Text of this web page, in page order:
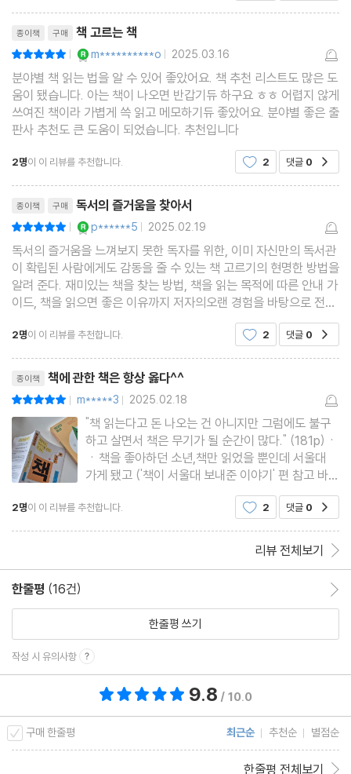
종이책 구매 책 고르는 책
| m**********o | 2025.03.16
분야별 책 읽는 법을 알 수 있어 좋았어요. 책 추천 리스트도 많은 도
움이 됐습니다. 아는 책이 나오면 반갑기듀 하구요 ㅎㅎ 어렵지 않게
쓰여진 책이라 가볍게 쓱 읽고 메모하기듀 좋았어요. 분야별 좋은 출
판사 추천도 큰 도움이 되었습니다. 추천입니다
2명이 이 리뷰를 추천합니다. 2 댓글 0
종이책 구매 독서의 즐거움을 찾아서
| p******5 | 2025.02.19
독서의 즐거움을 느껴보지 못한 독자를 위한, 이미 자신만의 독서관
이 확립된 사람에게도 감동을 줄 수 있는 책 고르기의 현명한 방법을
알려 준다. 재미있는 책을 찾는 방법, 책을 읽는 목적에 따른 안내 가
이드, 책을 읽으면 좋은 이유까지 저자의오랜 경험을 바탕으로 전문
2명이 이 리뷰를 추천합니다. 2 댓글 0
종이책 책에 관한 책은 항상 옳다^^
| m*****3 | 2025.02.18
"책 읽는다고 돈 나오는 건 아니지만 그럼에도 불구
하고 살면서 책은 무기가 될 순간이 많다." (181p)ㆍ
ㆍ책을 좋아하던 소년,책만 읽었을 뿐인데 서울대
가게 됐고 ('책이 서울대 보내준 이야기' 편 참고 바람
^^),급기야 책과 관련한 일을 하는 사람.독서 경력 3
0년, 예스24 서점 PD(구,MD)경력 15년!16년차
2명이 이 리뷰를 추천합니다. 2 댓글 0
리뷰 전체보기
한줄평 (16건)
한줄평 쓰기
작성 시 유의사항
9.8 / 10.0
구매 한줄평 최근순 추천순 별점순
한줄평 전체보기